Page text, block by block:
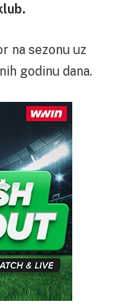
na sezonu uz
godinu dana.